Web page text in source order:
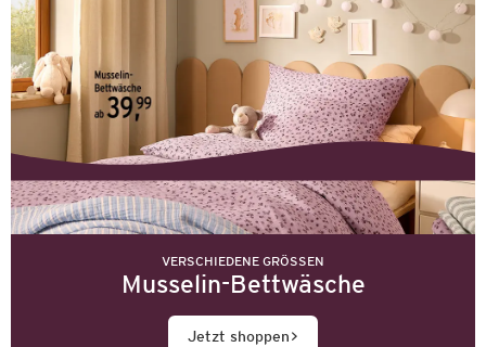
VERSCHIEDENE GRÖSSEN
Musselin-Bettwäsche
Jetzt shoppen